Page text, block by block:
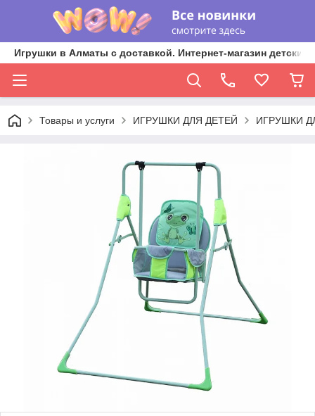
Игрушки в Алматы с доставкой. Интернет-магазин
Товары и услуги ИГРУШКИ ДЛЯ ДЕТЕЙ ИГРУШКИ